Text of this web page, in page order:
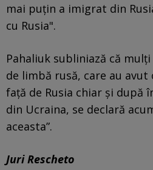
mai puțin a imigrat din
cu Rusia".
Pahaliuk subliniază că
de limbă rusă, care au
față de Rusia chiar și după
din Ucraina, se declară
aceasta”.
Juri Rescheto